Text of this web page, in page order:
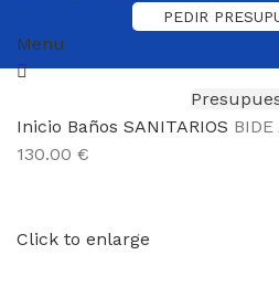
TOALLERO RADIADOR
VER PRODUTOS
GRIFERÍA
PLATOS DE DUCHA
PEDIR
Menu
Inicio Baños SANITARIOS BIDE
130.00 €
Click to enlarge